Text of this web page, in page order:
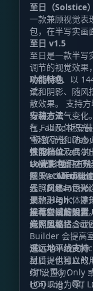
至日（Solstice）
一款兼顾视觉
包，在半写实画
至日 v1.5
至日是一款半
调节的视觉效果
RX 6600、以
试。
功能特色
柔和阴影、随风
散效果。 支持
与动态天气变化
气，以及体积光
雪地闪光和动态
银河，以及偶尔
块提供内置材质
图、AO 环境光
线（Distant
景地形与水体渲
锐化和接触阴影
的光照风格。
安装方法
在 Fabric 上安
“极致优化（
入 Minecraft 的
→ 光影包，在列
从 Medium 档
性能档位
Low：使用方块
效果。Medium
云、材质、泛光
果。High：提
屏幕空间反射。
量，主要适合截
光照风格与色彩
调整。
推荐尝试的设置
光照风格：
Builder 会提高
3D、Volumetric
材质，也可以改
Off、Sky Only
也可以设为零。
遥远地平线支持
至日提供独立的
线”设置为：
LOD Fog：Off